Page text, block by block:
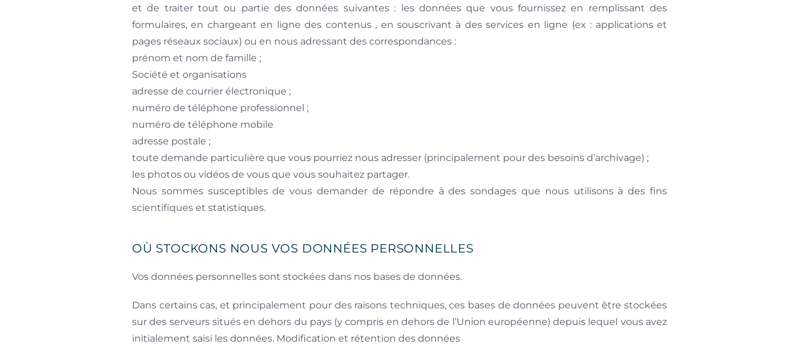
et de traiter tout ou partie des données suivantes : les données que vous fournissez en remplissant des
formulaires, en chargeant en ligne des contenus , en souscrivant à des services en ligne (ex : applications et
pages réseaux sociaux) ou en nous adressant des correspondances :
prénom et nom de famille ;
Société et organisations
adresse de courrier électronique ;
numéro de téléphone professionnel ;
numéro de téléphone mobile
adresse postale ;
toute demande particulière que vous pourriez nous adresser (principalement pour des besoins d’archivage) ;
les photos ou vidéos de vous que vous souhaitez partager.
Nous sommes susceptibles de vous demander de répondre à des sondages que nous utilisons à des fins
scientifiques et statistiques.
OÙ STOCKONS NOUS VOS DONNÉES PERSONNELLES
Vos données personnelles sont stockées dans nos bases de données.
Dans certains cas, et principalement pour des raisons techniques, ces bases de données peuvent être stockées
sur des serveurs situés en dehors du pays (y compris en dehors de l’Union européenne) depuis lequel vous avez
initialement saisi les données. Modification et rétention des données